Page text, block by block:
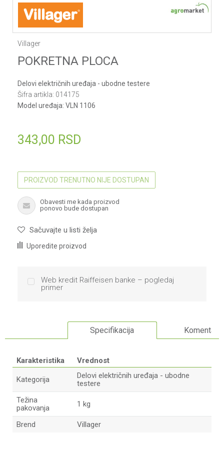
Villager
POKRETNA PLOCA
Delovi električnih uređaja - ubodne testere
Šifra artikla: 014175
Model uređaja: VLN 1106
343,00 RSD
PROIZVOD TRENUTNO NIJE DOSTUPAN
Obavesti me kada proizvod
ponovo bude dostupan
Sačuvajte u listi želja
Uporedite proizvod
Web kredit Raiffeisen banke – pogledaj
primer
Specifikacija Komentari
Karakteristika Vrednost
Kategorija
Delovi električnih uređaja - ubodne
testere
Težina
pakovanja
1 kg
Brend Villager